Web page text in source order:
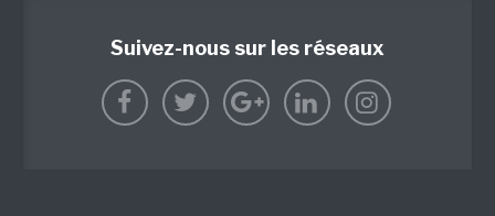
Suivez-nous sur les réseaux